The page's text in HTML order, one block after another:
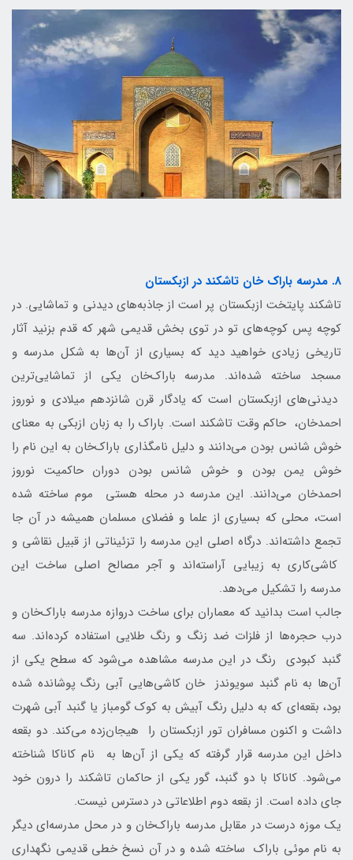
8. مدرسه باراک خان تاشکند در ازبکستان
تاشکند پایتخت ازبکستان پر است از جاذبه‌های دیدنی و تماشایی. در
کوچه پس کوچه‌های تو در توی بخش قدیمی شهر که قدم بزنید آثار
تاریخی زیادی خواهید دید که بسیاری از آن‌ها به شکل مدرسه و
مسجد ساخته شده‌اند. مدرسه باراک‌خان یکی از تماشایی‌ترین
دیدنی‌های ازبکستان است که یادگار قرن شانزدهم میلادی و نوروز
احمدخان، حاکم وقت تاشکند است. باراک را به زبان ازبکی به معنای
خوش شانس بودن می‌دانند و دلیل نامگذاری باراک‌خان به این نام را
خوش یمن بودن و خوش شانس‌ بودن دوران حاکمیت نوروز
احمدخان می‌دانند. این مدرسه در محله هستی موم ساخته شده
است، محلی که بسیاری از علما و فضلای مسلمان همیشه در آن‌ جا
تجمع داشته‌اند. درگاه اصلی این مدرسه را تزئیناتی از قبیل نقاشی و
کاشی‌کاری به زیبایی آراسته‌اند و آجر مصالح اصلی ساخت این
مدرسه را تشکیل می‌دهد.
جالب است بدانید که معماران برای ساخت دروازه مدرسه باراک‌خان و
درب حجره‌ها از فلزات ضد زنگ و رنگ طلایی استفاده کرده‌اند. سه
گنبد کبودی رنگ در این مدرسه مشاهده می‌شود که سطح یکی از
آن‌ها به نام گنبد سویوندز خان کاشی‌هایی آبی‌ رنگ پوشانده شده
بود، بقعه‌ای که به دلیل رنگ آبیش به کوک گومباز یا گنبد آبی شهرت
داشت و اکنون مسافران تور ازبکستان را هیجان‌زده می‌کند. دو بقعه
داخل این مدرسه قرار گرفته که یکی از آن‌ها به نام کاناکا شناخته
می‌شود. کاناکا با دو گنبد، گور یکی از حاکمان تاشکند را درون خود
جای داده است. از بقعه دوم اطلاعاتی در دسترس نیست.
یک موزه درست در مقابل مدرسه باراک‌خان و در محل مدرسه‌ای دیگر
به نام موئی باراک ساخته شده و در آن نسخ خطی قدیمی نگهداری